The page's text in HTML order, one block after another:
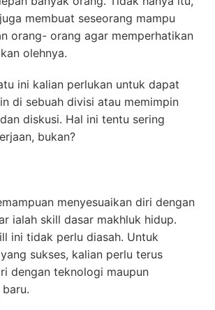
membuat seseorang mampu
orang- orang agar memperhatikan
olehnya.
ini kalian perlukan untuk dapat
di sebuah divisi atau memimpin
diskusi. Hal ini tentu sering
bukan?
menyesuaikan diri dengan
ialah skill dasar makhluk hidup.
ini tidak perlu diasah. Untuk
sukses, kalian perlu terus
dengan teknologi maupun